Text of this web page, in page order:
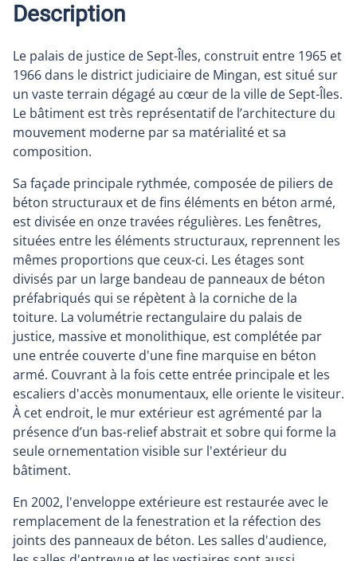
Description
Le palais de justice de Sept-Îles, construit entre 1965 et
1966 dans le district judiciaire de Mingan, est situé sur
un vaste terrain dégagé au cœur de la ville de Sept-Îles.
Le bâtiment est très représentatif de l’architecture du
mouvement moderne par sa matérialité et sa
composition.
Sa façade principale rythmée, composée de piliers de
béton structuraux et de fins éléments en béton armé,
est divisée en onze travées régulières. Les fenêtres,
situées entre les éléments structuraux, reprennent les
mêmes proportions que ceux-ci. Les étages sont
divisés par un large bandeau de panneaux de béton
préfabriqués qui se répètent à la corniche de la
toiture. La volumétrie rectangulaire du palais de
justice, massive et monolithique, est complétée par
une entrée couverte d'une fine marquise en béton
armé. Couvrant à la fois cette entrée principale et les
escaliers d'accès monumentaux, elle oriente le visiteur.
À cet endroit, le mur extérieur est agrémenté par la
présence d’un bas-relief abstrait et sobre qui forme la
seule ornementation visible sur l'extérieur du
bâtiment.
En 2002, l'enveloppe extérieure est restaurée avec le
remplacement de la fenestration et la réfection des
joints des panneaux de béton. Les salles d'audience,